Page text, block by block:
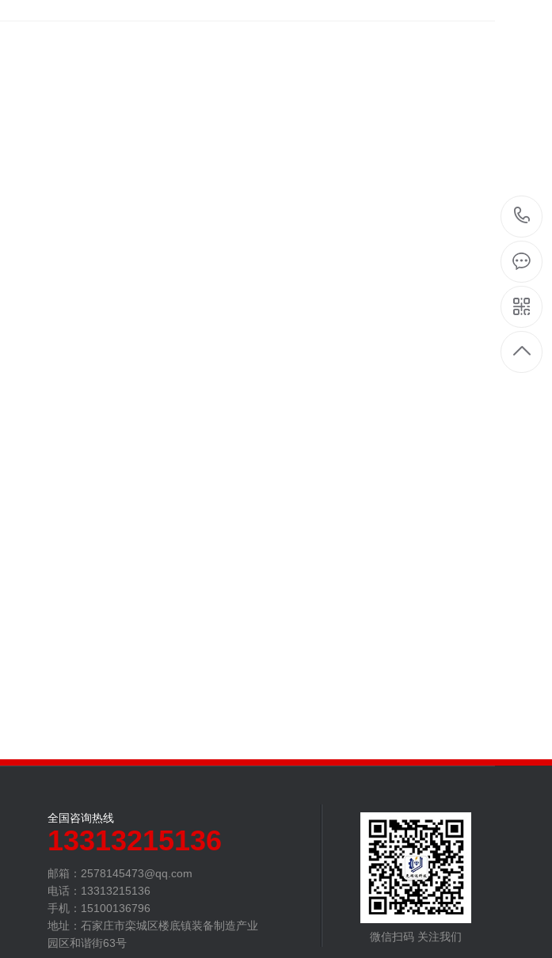
全国咨询热线
13313215136
邮箱：2578145473@qq.com
电话：13313215136
手机：15100136796
地址：石家庄市栾城区楼底镇装备制造产业
园区和谐街63号
微信扫码 关注我们